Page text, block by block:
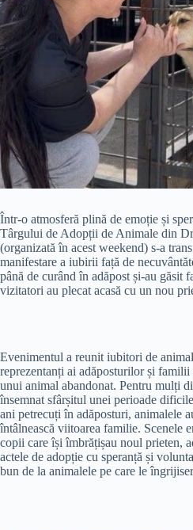
Într-o atmosferă plină de emoție și
Târgului de Adopții de Animale din
(organizată în acest weekend) s-a
manifestare a iubirii față de
până de curând în adăpost și-au găsit
vizitatori au plecat acasă cu un nou
Evenimentul a reunit iubitori de
reprezentanți ai adăposturilor și familii
unui animal abandonat. Pentru mulți
însemnat sfârșitul unei perioade
ani petrecuți în adăposturi, animalele
întâlnească viitoarea familie. Scenele
copii care își îmbrățișau noul prieten,
actele de adopție cu speranță și
bun de la animalele pe care le